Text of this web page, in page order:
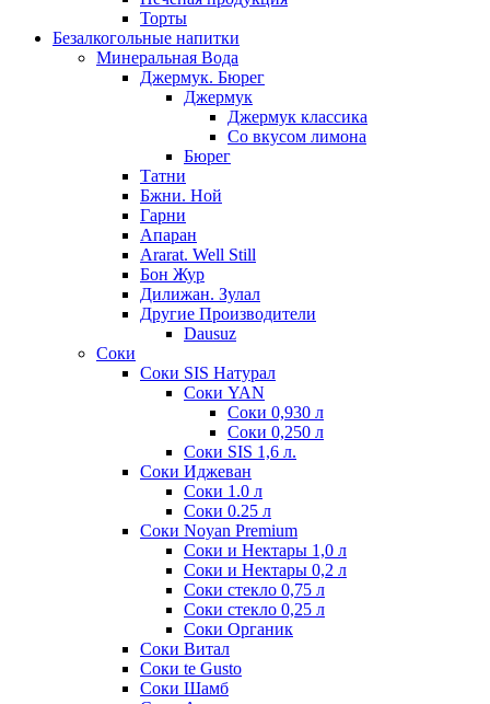
Торты
Безалкогольные напитки
Минеральная Вода
Джермук. Бюрег
Джермук
Джермук классика
Со вкусом лимона
Бюрег
Татни
Бжни. Ной
Гарни
Апаран
Ararat. Well Still
Бон Жур
Дилижан. Зулал
Другие Производители
Dausuz
Соки
Соки SIS Натурал
Соки YAN
Соки 0,930 л
Соки 0,250 л
Соки SIS 1,6 л.
Соки Иджеван
Соки 1.0 л
Соки 0.25 л
Соки Noyan Premium
Соки и Нектары 1,0 л
Соки и Нектары 0,2 л
Соки стекло 0,75 л
Соки стекло 0,25 л
Соки Органик
Соки Витал
Соки te Gusto
Соки Шамб